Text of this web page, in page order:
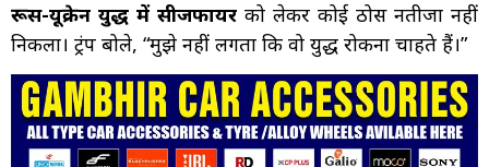
रूस-यूक्रेन युद्ध में सीजफायर को लेकर कोई ठोस नतीजा नहीं
निकला। ट्रंप बोले, “मुझे नहीं लगता कि वो युद्ध रोकना चाहते हैं।”